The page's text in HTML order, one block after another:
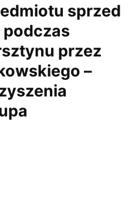
sprzed
podczas
przez
–